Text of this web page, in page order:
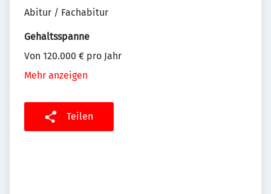
Abitur / Fachabitur
Gehaltsspanne
Von 120.000 € pro Jahr
Mehr anzeigen
Teilen